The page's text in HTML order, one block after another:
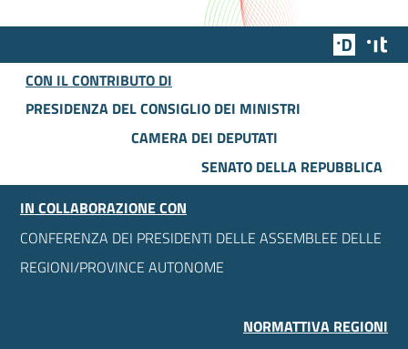
Team
CON IL CONTRIBUTO DI
PRESIDENZA DEL CONSIGLIO DEI MINISTRI
CAMERA DEI DEPUTATI
SENATO DELLA REPUBBLICA
IN COLLABORAZIONE CON
CONFERENZA DEI PRESIDENTI DELLE ASSEMBLEE DELLE
REGIONI/PROVINCE AUTONOME
NORMATTIVA REGIONI